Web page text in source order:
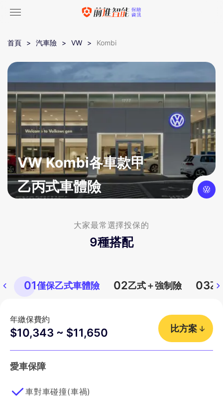
首頁 汽車險 VW Kombi
VW Kombi各車款甲
乙丙式車體險
大家最常選擇投保的
9種搭配
01僅保乙式車體險 02乙式＋強制險 03乙
年繳保費約
$10,343 ~ $11,650 比方案
愛車保障
車對車碰撞(車禍)